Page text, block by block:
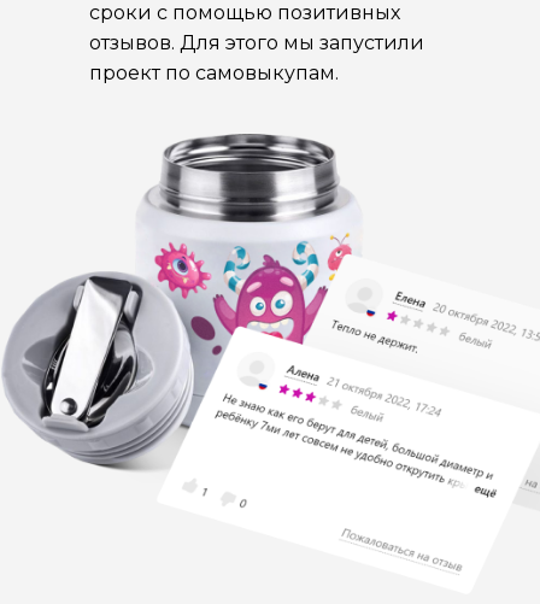
сроки с помощью позитивных
отзывов. Для этого мы запустили
проект по самовыкупам.